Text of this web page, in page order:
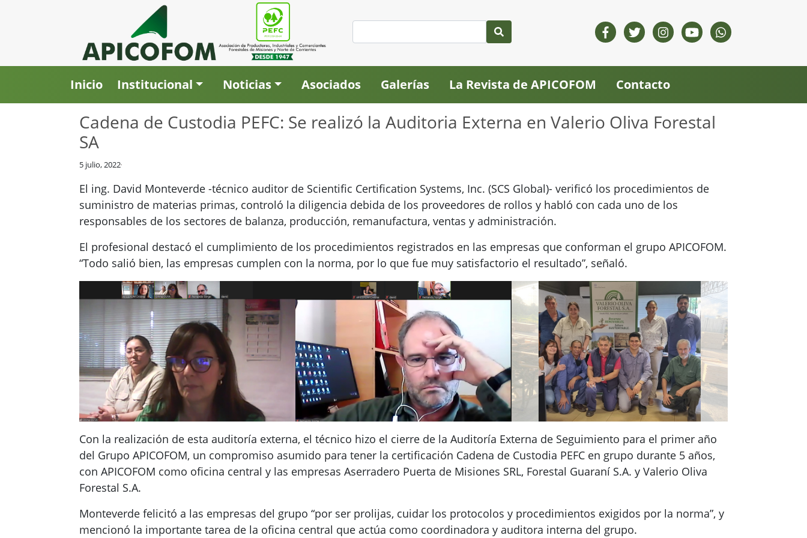
Inicio Institucional Noticias Asociados Galerías La Revista de APICOFOM Contacto
Cadena de Custodia PEFC: Se realizó la Auditoria Externa en Valerio Oliva Forestal
SA
5 julio, 2022
El ing. David Monteverde -técnico auditor de Scientific Certification Systems, Inc. (SCS Global)- verificó los procedimientos de
suministro de materias primas, controló la diligencia debida de los proveedores de rollos y habló con cada uno de los
responsables de los sectores de balanza, producción, remanufactura, ventas y administración.
El profesional destacó el cumplimiento de los procedimientos registrados en las empresas que conforman el grupo APICOFOM.
“Todo salió bien, las empresas cumplen con la norma, por lo que fue muy satisfactorio el resultado”, señaló.
Con la realización de esta auditoría externa, el técnico hizo el cierre de la Auditoría Externa de Seguimiento para el primer año
del Grupo APICOFOM, un compromiso asumido para tener la certificación Cadena de Custodia PEFC en grupo durante 5 años,
con APICOFOM como oficina central y las empresas Aserradero Puerta de Misiones SRL, Forestal Guaraní S.A. y Valerio Oliva
Forestal S.A.
Monteverde felicitó a las empresas del grupo “por ser prolijas, cuidar los protocolos y procedimientos exigidos por la norma”, y
mencionó la importante tarea de la oficina central que actúa como coordinadora y auditora interna del grupo.